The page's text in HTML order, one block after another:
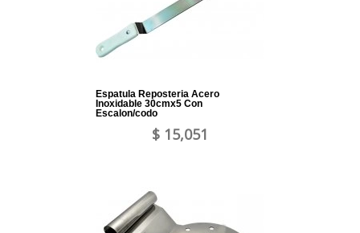
Espatula Reposteria Acero
Inoxidable 30cmx5 Con
Escalon/codo
$ 15,051